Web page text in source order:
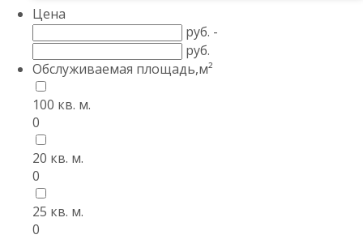
Цена
руб. -
руб.
Обслуживаемая площадь,м²
100 кв. м.
0
20 кв. м.
0
25 кв. м.
0